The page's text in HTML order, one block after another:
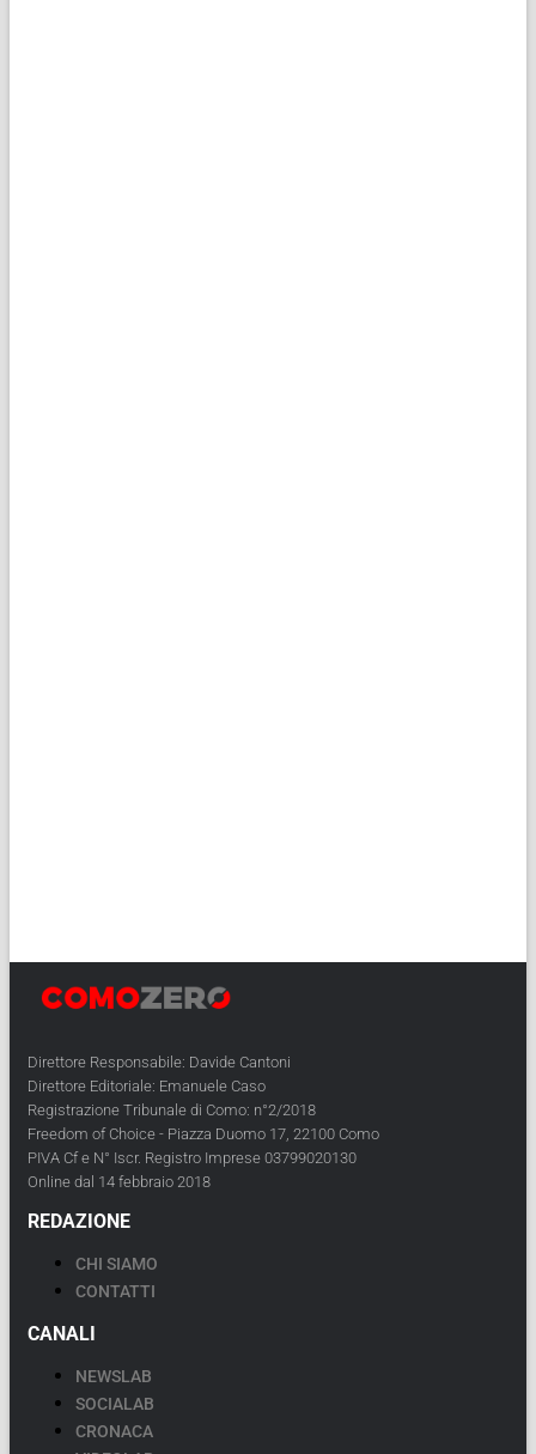
Direttore Responsabile: Davide Cantoni
Direttore Editoriale: Emanuele Caso
Registrazione Tribunale di Como: n°2/2018
Freedom of Choice - Piazza Duomo 17, 22100 Como
PIVA Cf e N° Iscr. Registro Imprese 03799020130
Online dal 14 febbraio 2018
REDAZIONE
CHI SIAMO
CONTATTI
CANALI
NEWSLAB
SOCIALAB
CRONACA